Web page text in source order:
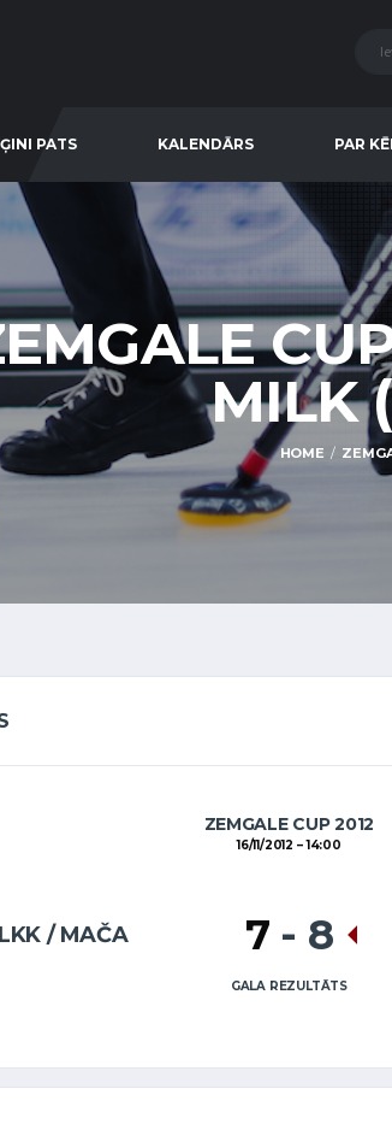
PATS KALENDĀRS PAR
MILK
HOME
ZEMGALE CUP 2012
16/11/2012 14:00
LKK / MAČA 7 - 8
GALA REZULTĀTS